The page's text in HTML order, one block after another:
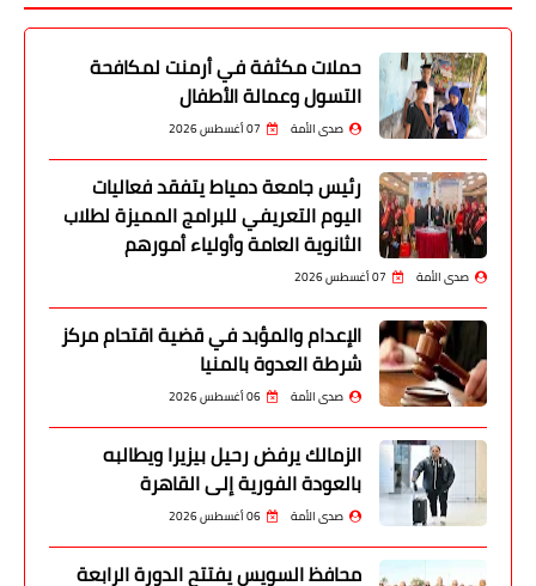
حملات مكثفة في أرمنت لمكافحة
التسول وعمالة الأطفال
صدى الأمة 07 أغسطس 2026
رئيس جامعة دمياط يتفقد فعاليات
اليوم التعريفي للبرامج المميزة لطلاب
الثانوية العامة وأولياء أمورهم
صدى الأمة 07 أغسطس 2026
الإعدام والمؤبد في قضية اقتحام مركز
شرطة العدوة بالمنيا
صدى الأمة 06 أغسطس 2026
الزمالك يرفض رحيل بيزيرا ويطالبه
بالعودة الفورية إلى القاهرة
صدى الأمة 06 أغسطس 2026
محافظ السويس يفتتح الدورة الرابعة